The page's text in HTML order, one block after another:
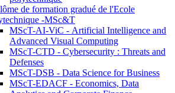
de formation gradué de l'Ecole
-MSc&T
MScT-AI-ViC - Artificial Intelligence and
Advanced Visual Computing
MScT-CTD - Cybersecurity : Threats and
Defenses
MScT-DSB - Data Science for Business
MScT-EDACF - Economics, Data